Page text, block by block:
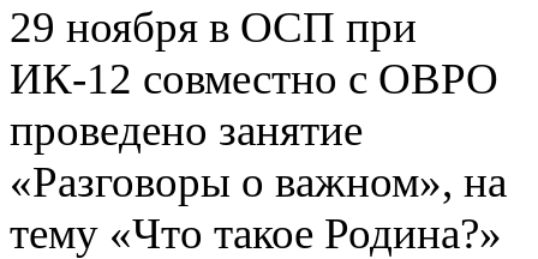
29 ноября в ОСП при
ИК-12 совместно с ОВРО
проведено занятие
«Разговоры о важном», на
тему «Что такое Родина?»